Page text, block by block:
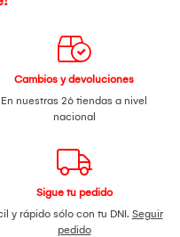
Cambios y devoluciones
En nuestras 26 tiendas a nivel
nacional
Sigue tu pedido
y rápido sólo con tu DNI. Seguir
pedido